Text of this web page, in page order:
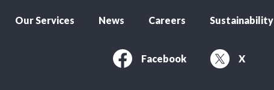
Our Services News Careers Sustainability
Facebook X